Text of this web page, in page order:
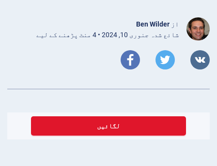
از Ben Wilder
شائع شدہ جنوری 10, 2024 • 4 منٹ پڑھنے کے لیے
لگائیں